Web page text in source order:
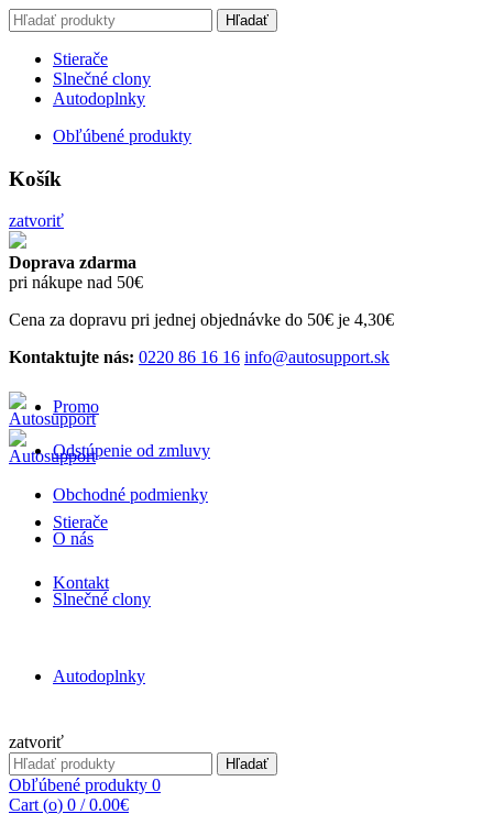
Search
for:
Hľadať
Stierače
Slnečné clony
Autodoplnky
Obľúbené produkty
Košík
zatvoriť
Doprava zdarma
pri nákupe nad 50€
Cena za dopravu pri jednej objednávke do 50€ je 4,30€
Kontaktujte nás: 0220 86 16 16 info@autosupport.sk
Promo
Odstúpenie od zmluvy
Obchodné podmienky
O nás
Kontakt
Stierače
Slnečné clony
Autodoplnky
zatvoriť
Search
for:
Hľadať
Obľúbené produkty 0
Cart (o) 0 / 0.00€